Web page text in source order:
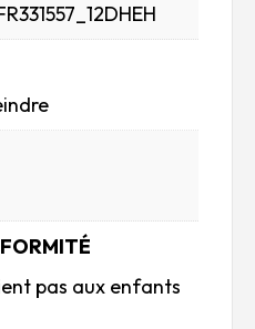
pas aux enfants